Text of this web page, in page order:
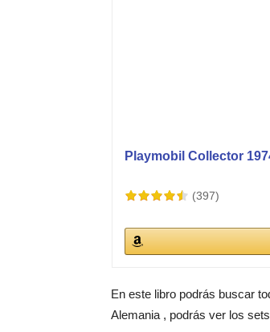
Playmobil Collector
(397)
En este libro podrás buscar
Alemania , podrás ver los